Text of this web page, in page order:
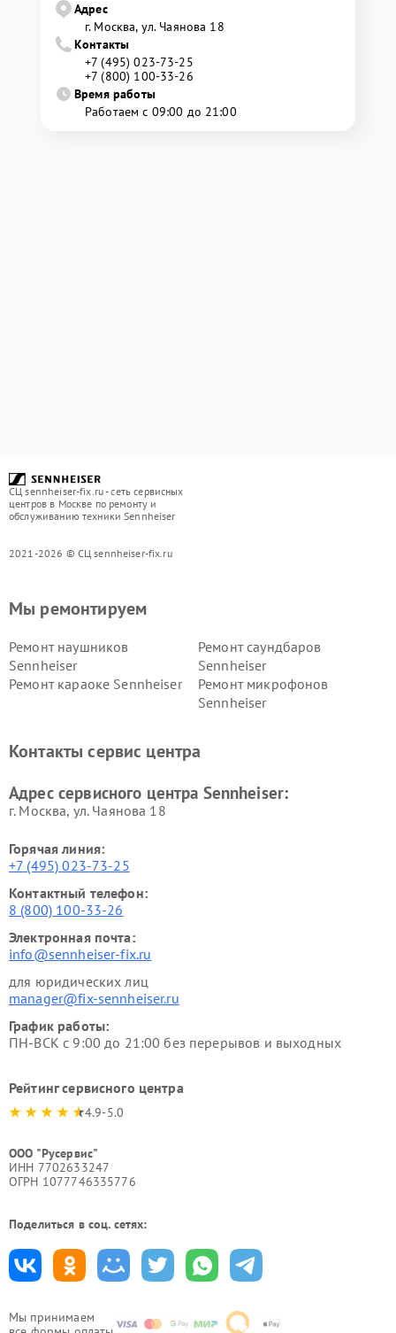
Адрес
г. Москва, ул. Чаянова 18
Контакты
+7 (495) 023-73-25
+7 (800) 100-33-26
Время работы
Работаем с 09:00 до 21:00
СЦ sennheiser-fix.ru - сеть сервисных
центров в Москве по ремонту и
обслуживанию техники Sennheiser
2021-2026 © СЦ sennheiser-fix.ru
Мы принимаем
Мы ремонтируем
Ремонт наушников
Sennheiser
Ремонт саундбаров
Sennheiser
Ремонт караоке Sennheiser
Ремонт микрофонов
Sennheiser
Контакты сервис центра
Адрес сервисного центра Sennheiser:
г. Москва, ул. Чаянова 18
Горячая линия:
+7 (495) 023-73-25
Контактный телефон:
8 (800) 100-33-26
Электронная почта:
info@sennheiser-fix.ru
для юридических лиц
manager@fix-sennheiser.ru
График работы:
ПН-ВСК с 9:00 до 21:00 без перерывов и выходных
Рейтинг сервисного центра
4.9-5.0
ООО "Русервис"
ИНН 7702633247
ОГРН 1077746335776
Поделиться в соц. сетях: